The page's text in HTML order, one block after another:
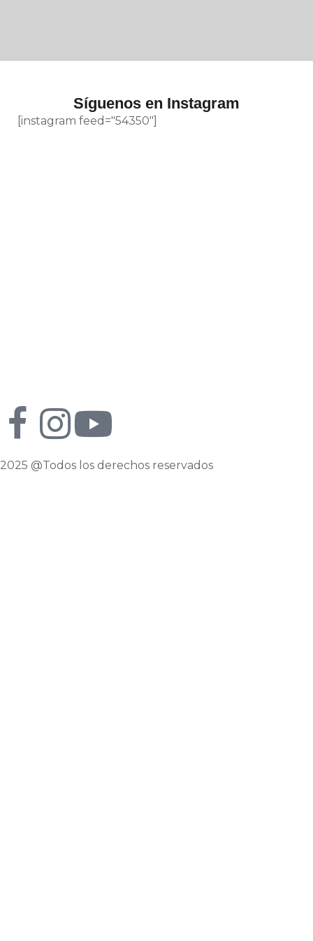
Síguenos en Instagram
[instagram feed="54350"]
2025 @Todos los derechos reservados